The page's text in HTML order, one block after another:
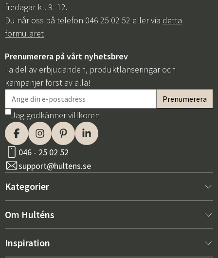
fredagar kl. 9–12.
Du når oss på telefon 046 25 02 52 eller via detta
formuläret
Prenumerera på vårt nyhetsbrev
Ta del av erbjudanden, produktlanseringar och
kampanjer först av alla!
Jag godkännervillkoren
046 - 25 02 52
support@hultens.se
Kategorier
Nytt hos oss
Om Hulténs
Om Hulténs
Inspiration